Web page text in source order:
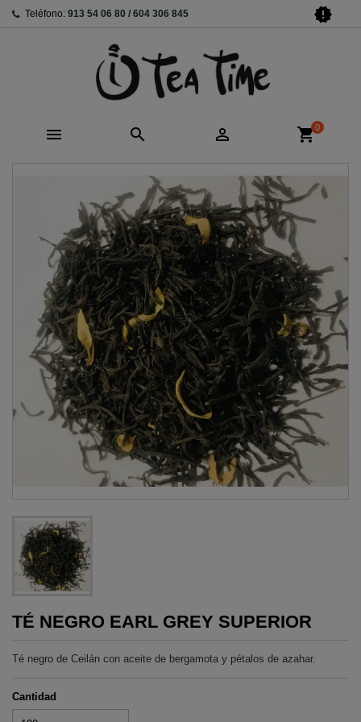
Teléfono: 913 54 06 80 / 604 306 845 new_releases
   shopping_cart0
TÉ NEGRO EARL GREY SUPERIOR
Té negro de Ceilán con aceite de bergamota y pétalos de azahar.
Cantidad